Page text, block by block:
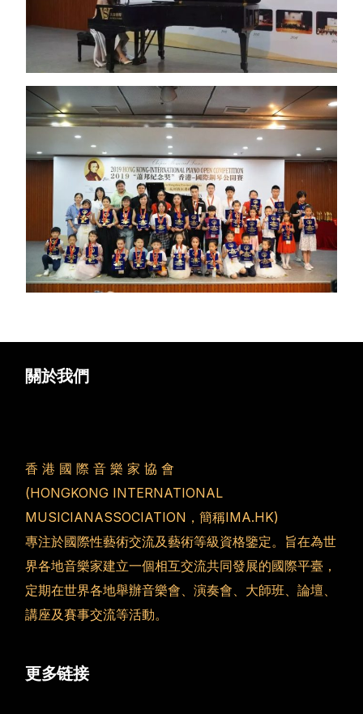
關於我們
香 港 國 際 音 樂 家 協 會
(HONGKONG INTERNATIONAL
MUSICIANASSOCIATION，簡稱IMA.HK)
專注於國際性藝術交流及藝術等級資格鑒定。旨在為世
界各地音樂家建立一個相互交流共同發展的國際平臺，
定期在世界各地舉辦音樂會、演奏會、大師班、論壇、
講座及賽事交流等活動。
更多链接